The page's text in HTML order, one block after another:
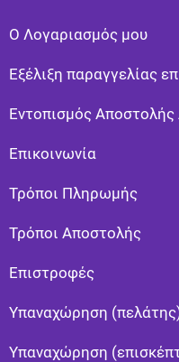
Ο Λογαριασμός μου
Εξέλιξη παραγγελίας
Εντοπισμός Αποστολής
Επικοινωνία
Τρόποι Πληρωμής
Τρόποι Αποστολής
Eπιστροφές
Υπαναχώρηση
Υπαναχώρηση